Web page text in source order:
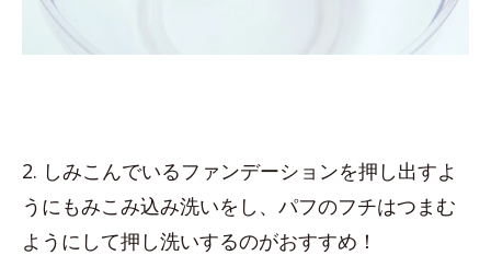
2. しみこんでいるファンデーションを押し出すよ
うにもみこみ込み洗いをし、パフのフチはつまむ
ようにして押し洗いするのがおすすめ！